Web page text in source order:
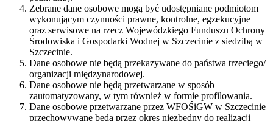
Zebrane dane osobowe mogą być udostępniane podmiotom
wykonującym czynności prawne, kontrolne, egzekucyjne
oraz serwisowe na rzecz Wojewódzkiego Funduszu Ochrony
Środowiska i Gospodarki Wodnej w Szczecinie z siedzibą w
Szczecinie.
Dane osobowe nie będą przekazywane do państwa trzeciego/
organizacji międzynarodowej.
Dane osobowe nie będą przetwarzane w sposób
zautomatyzowany, w tym również w formie profilowania.
Dane osobowe przetwarzane przez WFOŚiGW w Szczecinie
przechowywane będą przez okres niezbędny do realizacji